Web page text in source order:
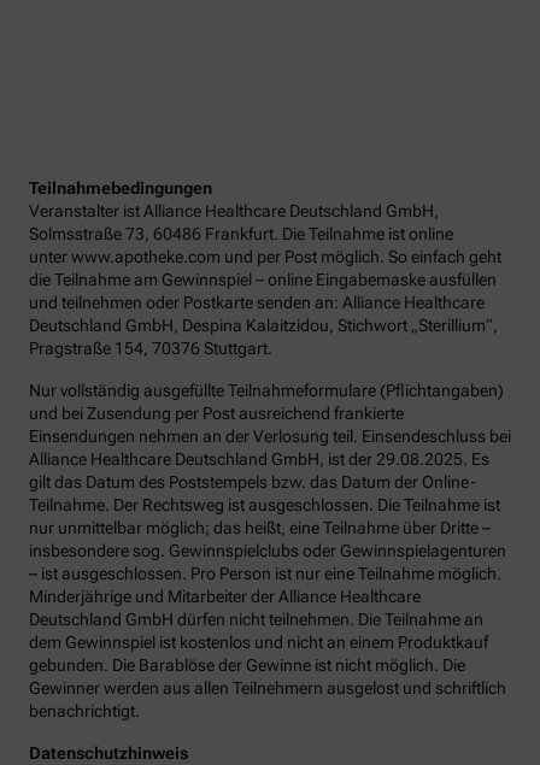
Teilnahmebedingungen
Veranstalter ist Alliance Healthcare Deutschland GmbH,
Solmsstraße 73, 60486 Frankfurt. Die Teilnahme ist online
unter www.apotheke.com und per Post möglich. So einfach geht
die Teilnahme am Gewinnspiel – online Eingabemaske ausfüllen
und teilnehmen oder Postkarte senden an: Alliance Healthcare
Deutschland GmbH, Despina Kalaitzidou, Stichwort „Sterillium“,
Pragstraße 154, 70376 Stuttgart.
Nur vollständig ausgefüllte Teilnahmeformulare (Pflichtangaben)
und bei Zusendung per Post ausreichend frankierte
Einsendungen nehmen an der Verlosung teil. Einsendeschluss bei
Alliance Healthcare Deutschland GmbH, ist der 29.08.2025. Es
gilt das Datum des Poststempels bzw. das Datum der Online-
Teilnahme. Der Rechtsweg ist ausgeschlossen. Die Teilnahme ist
nur unmittelbar möglich; das heißt, eine Teilnahme über Dritte –
insbesondere sog. Gewinnspielclubs oder Gewinnspielagenturen
– ist ausgeschlossen. Pro Person ist nur eine Teilnahme möglich.
Minderjährige und Mitarbeiter der Alliance Healthcare
Deutschland GmbH dürfen nicht teilnehmen. Die Teilnahme an
dem Gewinnspiel ist kostenlos und nicht an einem Produktkauf
gebunden. Die Barablöse der Gewinne ist nicht möglich. Die
Gewinner werden aus allen Teilnehmern ausgelost und schriftlich
benachrichtigt.
Datenschutzhinweis